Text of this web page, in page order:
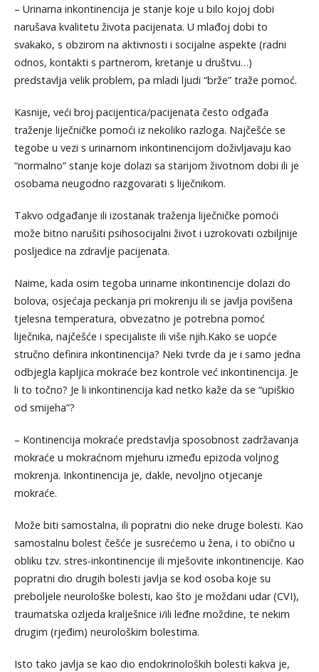
– Urinarna inkontinencija je stanje koje u bilo kojoj dobi
narušava kvalitetu života pacijenata. U mlađoj dobi to
svakako, s obzirom na aktivnosti i socijalne aspekte (radni
odnos, kontakti s partnerom, kretanje u društvu…)
predstavlja velik problem, pa mladi ljudi “brže” traže pomoć.
Kasnije, veći broj pacijentica/pacijenata često odgađa
traženje liječničke pomoći iz nekoliko razloga. Najčešće se
tegobe u vezi s urinarnom inkontinencijom doživljavaju kao
“normalno” stanje koje dolazi sa starijom životnom dobi ili je
osobama neugodno razgovarati s liječnikom.
Takvo odgađanje ili izostanak traženja liječničke pomoći
može bitno narušiti psihosocijalni život i uzrokovati ozbiljnije
posljedice na zdravlje pacijenata.
Naime, kada osim tegoba urinarne inkontinencije dolazi do
bolova, osjećaja peckanja pri mokrenju ili se javlja povišena
tjelesna temperatura, obvezatno je potrebna pomoć
liječnika, najčešće i specijaliste ili više njih.Kako se uopće
stručno definira inkontinencija? Neki tvrde da je i samo jedna
odbjegla kapljica mokraće bez kontrole već inkontinencija. Je
li to točno? Je li inkontinencija kad netko kaže da se “upiškio
od smijeha”?
–​ Kontinencija mokraće predstavlja sposobnost zadržavanja
mokraće u mokraćnom mjehuru između epizoda voljnog
mokrenja. Inkontinencija je, dakle, nevoljno otjecanje
mokraće.
Može biti samostalna, ili popratni dio neke druge bolesti. Kao
samostalnu bolest češće je susrećemo u žena, i to obično u
obliku tzv. stres-inkontinencije ili mješovite inkontinencije. Kao
popratni dio drugih bolesti javlja se kod osoba koje su
preboljele neurološke bolesti, kao što je moždani udar (CVI),
traumatska ozljeda kralješnice i/ili leđne moždine, te nekim
drugim (rjeđim) neurološkim bolestima.
Isto tako javlja se kao dio endokrinoloških bolesti kakva je,